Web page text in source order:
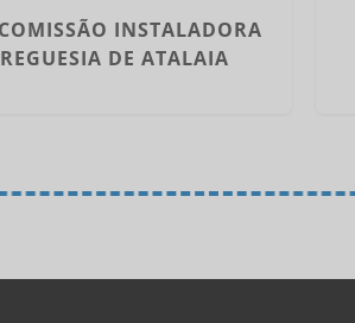
INSTALADORA
DE ATALAIA